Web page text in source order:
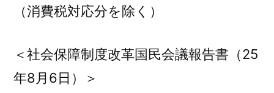
（消費税対応分を除く）
＜社会保障制度改革国民会議報告書（25
年8月6日）＞